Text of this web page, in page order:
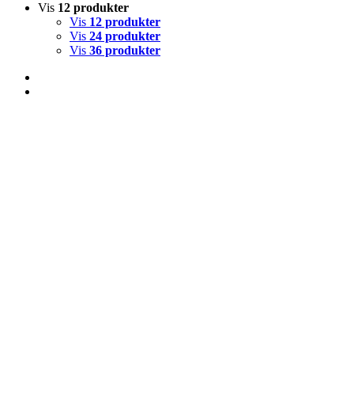
Vis 12 produkter
Vis 12 produkter
Vis 24 produkter
Vis 36 produkter